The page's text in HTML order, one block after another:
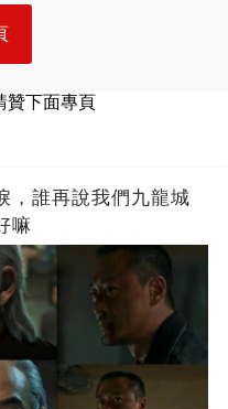
贊下面專頁
，誰再說我們九龍城
嘛